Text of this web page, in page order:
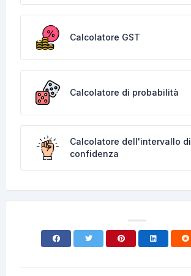
Calcolatore GST
Calcolatore di probabilità
Calcolatore dell'intervallo di
confidenza